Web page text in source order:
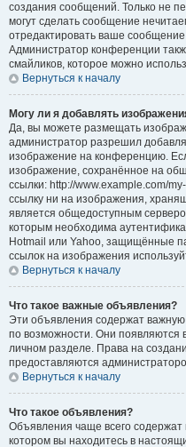
создания сообщений. Только не
могут сделать сообщение
отредактировать ваше
Администратор конференции
смайликов, которое можно
Вернуться к началу
Могу ли я добавлять
Да, вы можете размещать
администратор разрешил
изображение на конференцию.
изображение, сохранённое на
ссылки: http://www.example.com/
ссылку ни на изображения,
является общедоступным
которым необходима
Hotmail или Yahoo, защищённые
ссылок на изображения
Вернуться к началу
Что такое важные объявления?
Эти объявления содержат
по возможности. Они появляются
личном разделе. Права на
предоставляются
Вернуться к началу
Что такое объявления?
Объявления чаще всего
котором вы находитесь в